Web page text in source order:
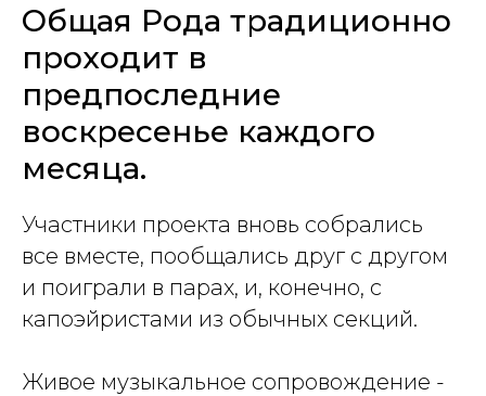
Общая Рода традиционно
проходит в
предпоследние
воскресенье каждого
месяца.
Участники проекта вновь собрались
все вместе, пообщались друг с другом
и поиграли в парах, и, конечно, с
капоэйристами из обычных секций.
Живое музыкальное сопровождение -